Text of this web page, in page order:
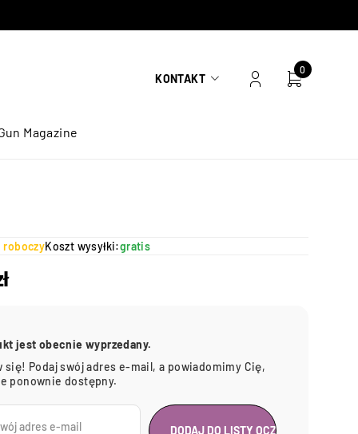
KONTAKT
0
Magazine
roboczyKoszt wysyłki:gratis
jest obecnie wyprzedany.
się! Podaj swój adres e-mail, a powiadomimy Cię,
ponownie dostępny.